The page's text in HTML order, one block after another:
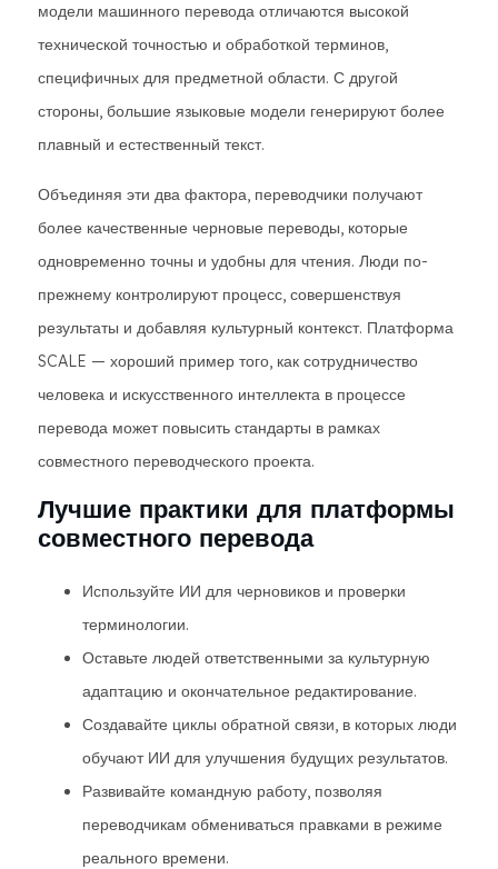
модели машинного перевода отличаются высокой
технической точностью и обработкой терминов,
специфичных для предметной области. С другой
стороны, большие языковые модели генерируют более
плавный и естественный текст.
Объединяя эти два фактора, переводчики получают
более качественные черновые переводы, которые
одновременно точны и удобны для чтения. Люди по-
прежнему контролируют процесс, совершенствуя
результаты и добавляя культурный контекст. Платформа
SCALE — хороший пример того, как сотрудничество
человека и искусственного интеллекта в процессе
перевода может повысить стандарты в рамках
совместного переводческого проекта.
Лучшие практики для платформы
совместного перевода
Используйте ИИ для черновиков и проверки
терминологии.
Оставьте людей ответственными за культурную
адаптацию и окончательное редактирование.
Создавайте циклы обратной связи, в которых люди
обучают ИИ для улучшения будущих результатов.
Развивайте командную работу, позволяя
переводчикам обмениваться правками в режиме
реального времени.